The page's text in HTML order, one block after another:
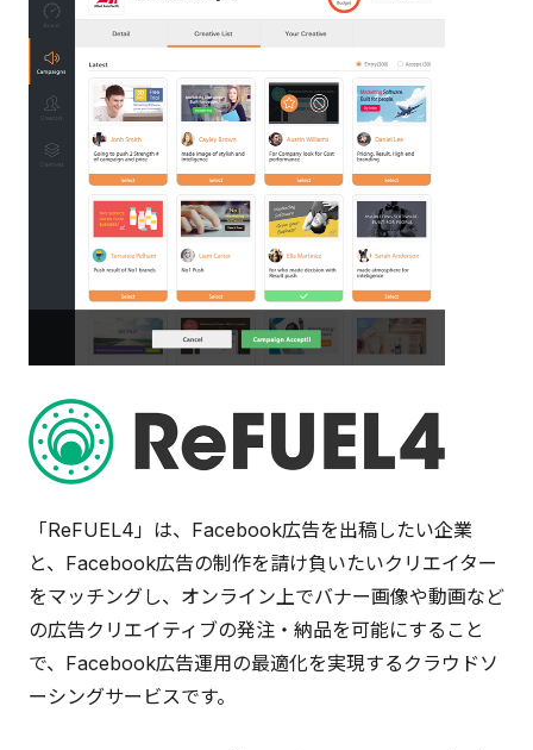
「ReFUEL4」は、Facebook広告を出稿したい企業
と、Facebook広告の制作を請け負いたいクリエイター
をマッチングし、オンライン上でバナー画像や動画など
の広告クリエイティブの発注・納品を可能にすること
で、Facebook広告運用の最適化を実現するクラウドソ
ーシングサービスです。